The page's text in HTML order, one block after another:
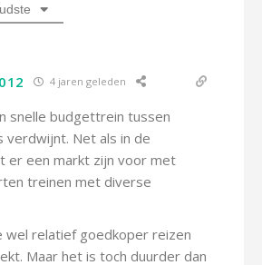
4 jaren geleden
snelle budgettrein tussen
verdwijnt. Net als in de
er een markt zijn voor met
treinen met diverse
wel relatief goedkoper reizen
Maar het is toch duurder dan